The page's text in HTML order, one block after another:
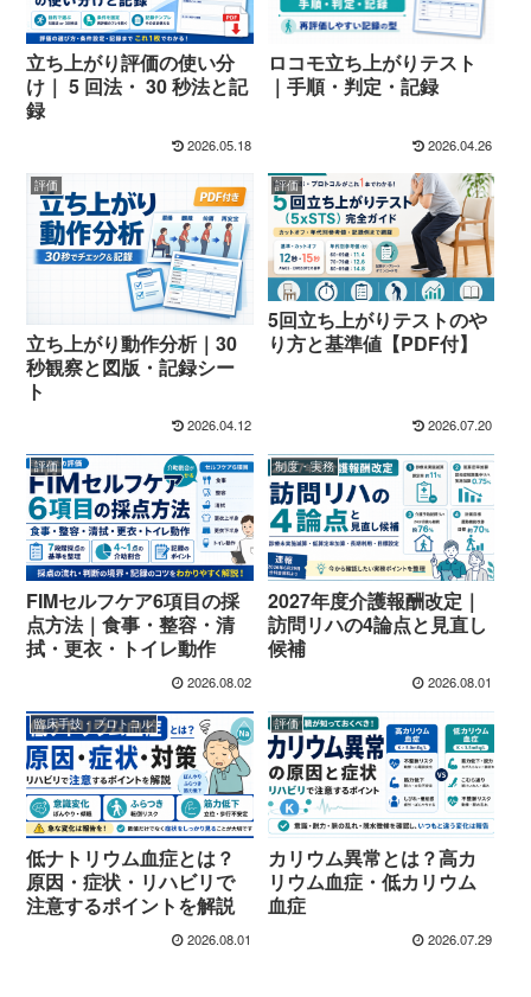
立ち上がり評価の使い分
け｜ 5 回法・ 30 秒法と記
録
2026.05.18
ロコモ立ち上がりテスト
｜手順・判定・記録
2026.04.26
評価
立ち上がり動作分析｜30
秒観察と図版・記録シー
ト
2026.04.12
評価
5回立ち上がりテストのや
り方と基準値【PDF付】
2026.07.20
評価
FIMセルフケア6項目の採
点方法｜食事・整容・清
拭・更衣・トイレ動作
2026.08.02
制度・実務
2027年度介護報酬改定｜
訪問リハの4論点と見直し
候補
2026.08.01
臨床手技・プロトコル
低ナトリウム血症とは？
原因・症状・リハビリで
注意するポイントを解説
2026.08.01
評価
カリウム異常とは？高カ
リウム血症・低カリウム
血症
2026.07.29